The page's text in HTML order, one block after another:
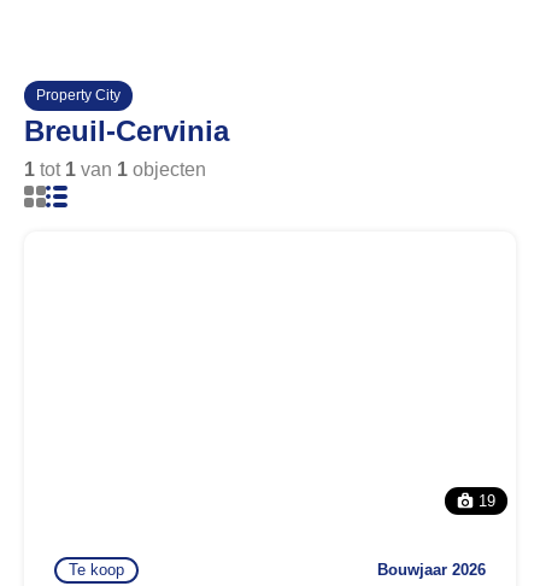
Property City
Breuil-Cervinia
1 tot 1 van 1 objecten
19
Te koop Bouwjaar 2026